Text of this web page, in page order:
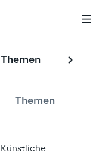
Themen
Themen
Künstliche